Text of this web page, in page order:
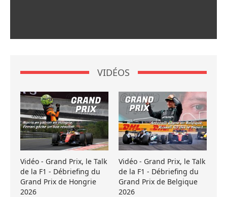
VIDÉOS
Vidéo - Grand Prix, le Talk
de la F1 - Débriefing du
Grand Prix de Hongrie
2026
Vidéo - Grand Prix, le Talk
de la F1 - Débriefing du
Grand Prix de Belgique
2026